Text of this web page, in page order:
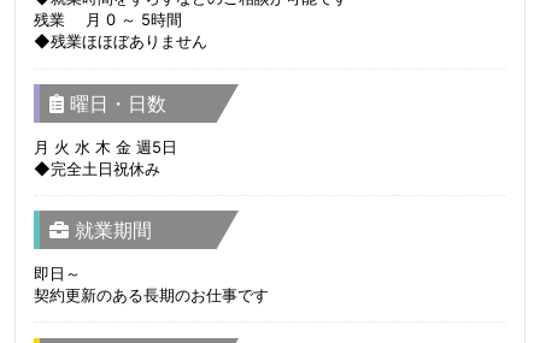
残業 月 0 ～ 5時間
◆残業ほほぼありません
曜日・日数
月 火 水 木 金 週5日
◆完全土日祝休み
就業期間
即日～
契約更新のある長期のお仕事です